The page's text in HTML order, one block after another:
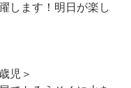
します！明日が楽し
児＞